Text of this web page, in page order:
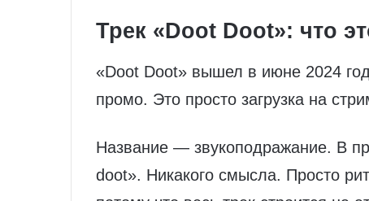
Трек «Doot Doot»: что
«Doot Doot» вышел в июне 2024
промо. Это просто загрузка на
Название — звукоподражание. В
doot». Никакого смысла. Просто